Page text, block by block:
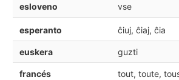
esloveno vse
esperanto ĉiuj, ĉiaj, ĉia
euskera guzti
francés tout, toute,